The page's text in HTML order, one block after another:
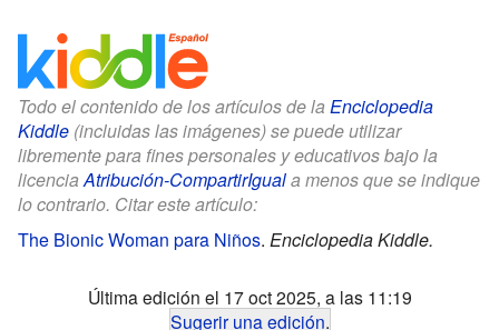
Todo el contenido de los artículos de la Enciclopedia
Kiddle (incluidas las imágenes) se puede utilizar
libremente para fines personales y educativos bajo la
licenciaAtribución-CompartirIguala menos que se indique
lo contrario. Citar este artículo:
The Bionic Woman para Niños. Enciclopedia Kiddle.
Última edición el 17 oct 2025, a las 11:19
Sugerir una edición.